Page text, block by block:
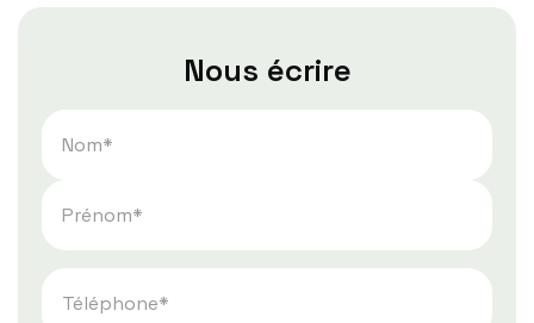
Nous écrire